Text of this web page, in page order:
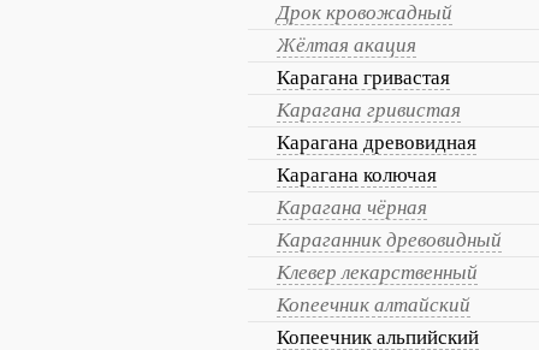
Дрок кровожадный
Жёлтая акация
Карагана гривастая
Карагана гривистая
Карагана древовидная
Карагана колючая
Карагана чёрная
Караганник древовидный
Клевер лекарственный
Копеечник алтайский
Копеечник альпийский